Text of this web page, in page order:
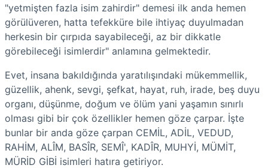
"yetmişten fazla isim zahirdir" demesi ilk anda hemen
görülüveren, hatta tefekküre bile ihtiyaç duyulmadan
herkesin bir çırpıda sayabileceği, az bir dikkatle
görebileceği isimlerdir" anlamına gelmektedir.
Evet, insana bakıldığında yaratılışındaki mükemmellik,
güzellik, ahenk, sevgi, şefkat, hayat, ruh, irade, beş duyu
organı, düşünme, doğum ve ölüm yani yaşamın sınırlı
olması gibi bir çok özellikler hemen göze çarpar. İşte
bunlar bir anda göze çarpan CEMİL, ADİL, VEDUD,
RAHİM, ALÎM, BASÎR, SEMÎ', KADÎR, MUHYİ, MÜMİT,
MÜRİD GİBİ isimleri hatıra getiriyor.